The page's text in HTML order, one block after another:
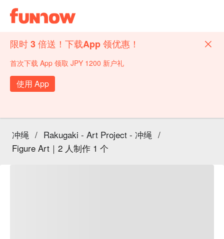
限时 3 倍送！下载App 领优惠！
首次下载 App 领取 JPY 1200 新户礼
使用 App
冲绳 / Rakugaki - Art Project - 冲绳 /
Figure Art｜2 人制作 1 个